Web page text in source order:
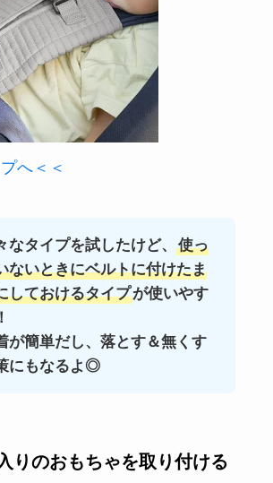
へ＜＜
なタイプを試したけど、
使っ
ないときにベルトに付けたま
しておけるタイプが使いやす
が簡単だし、落とす＆無くす
にもなるよ◎
りのおもちゃを取り付ける